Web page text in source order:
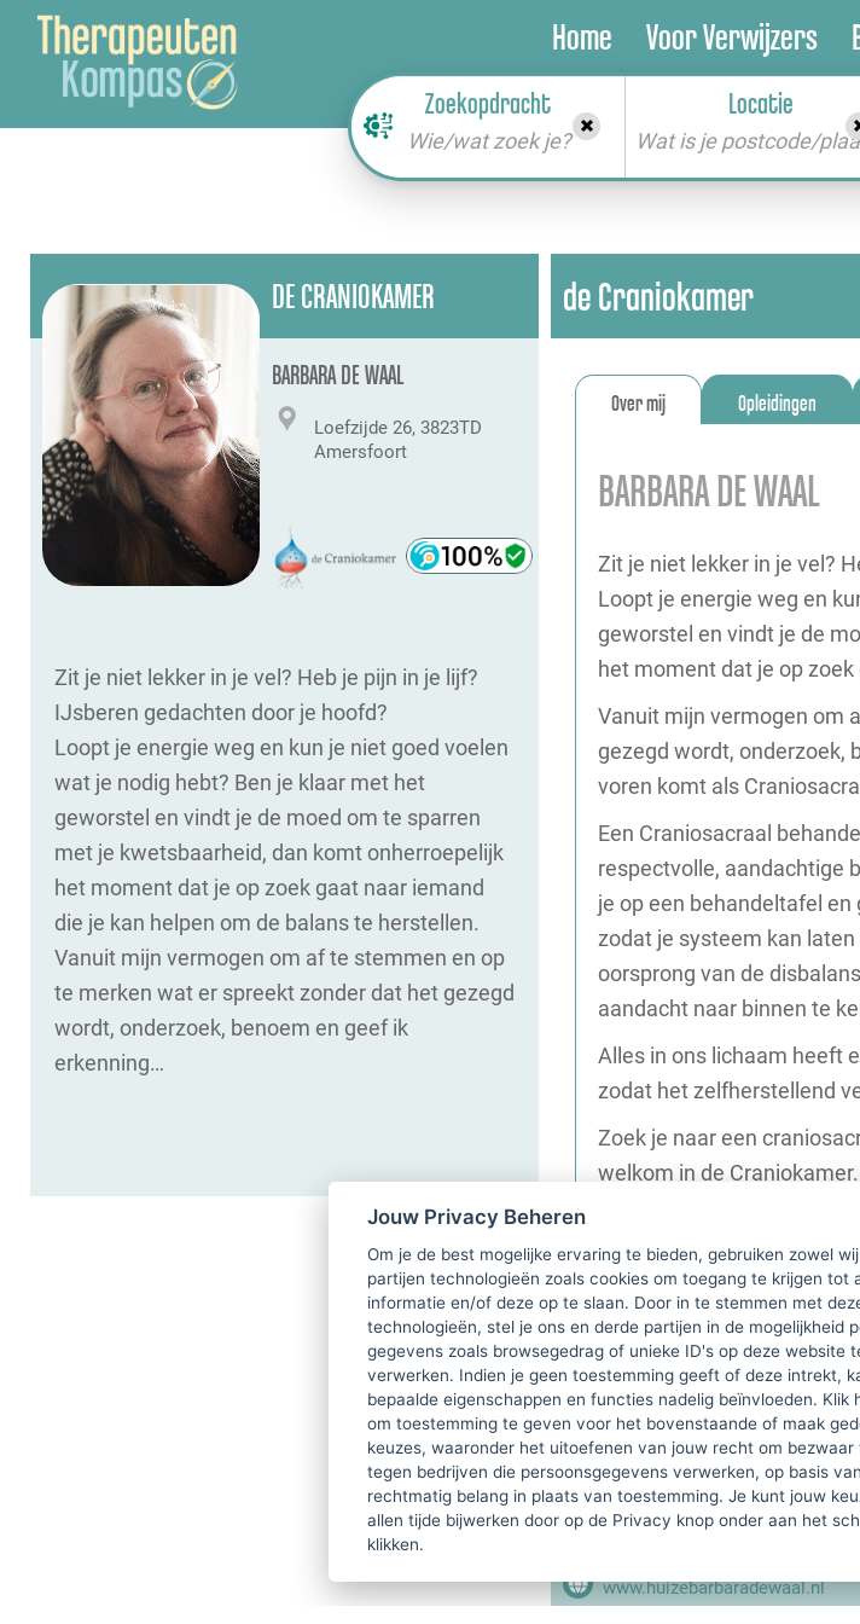
Home Voor Verwijzers
Zoekopdracht
Wie/wat zoek je?
Locatie
Wat is je postcode/
DE CRANIOKAMER
BARBARA DE WAAL
Loefzijde 26, 3823TD
Amersfoort
Zit je niet lekker in je vel? Heb je pijn in je lijf?
IJsberen gedachten door je hoofd?
Loopt je energie weg en kun je niet goed voelen
wat je nodig hebt? Ben je klaar met het
geworstel en vindt je de moed om te sparren
met je kwetsbaarheid, dan komt onherroepelijk
het moment dat je op zoek gaat naar iemand
die je kan helpen om de balans te herstellen.
Vanuit mijn vermogen om af te stemmen en op
te merken wat er spreekt zonder dat het gezegd
wordt, onderzoek, benoem en geef ik
erkenning…
de Craniokamer
Over mij Opleidingen
BARBARA DE WAAL
Zit je niet lekker in je vel?
Loopt je energie weg en
geworstel en vindt je de
het moment dat je op
Vanuit mijn vermogen om
gezegd wordt, onderzoek,
voren komt als
Een Craniosacraal
respectvolle, aandachtige
je op een behandeltafel
zodat je systeem kan
oorsprong van de
aandacht naar binnen te
Alles in ons lichaam heeft
zodat het zelfherstellend
Zoek je naar een
welkom in de Craniokamer.
Loefzijde 26
3823TD Amersfoort
06-40377390
craniokamer@gmail.com
www.huizebarbaradewaal.nl
Jouw Privacy Beheren
Om je de best mogelijke ervaring te bieden, gebruiken zowel
partijen technologieën zoals cookies om toegang te krijgen tot
informatie en/of deze op te slaan. Door in te stemmen met
technologieën, stel je ons en derde partijen in de mogelijkheid
gegevens zoals browsegedrag of unieke ID's op deze website
verwerken. Indien je geen toestemming geeft of deze intrekt,
bepaalde eigenschappen en functies nadelig beïnvloeden. Klik
om toestemming te geven voor het bovenstaande of maak
keuzes, waaronder het uitoefenen van jouw recht om bezwaar
tegen bedrijven die persoonsgegevens verwerken, op basis van
rechtmatig belang in plaats van toestemming. Je kunt jouw
allen tijde bijwerken door op de Privacy knop onder aan het
klikken.